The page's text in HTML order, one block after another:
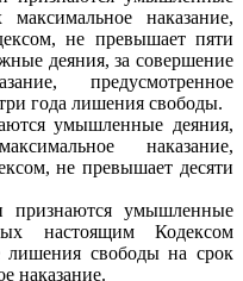
наказание,
не превышает пяти
деяния, за совершение
предусмотренное
года лишения свободы.
умышленные деяния,
наказание,
не превышает десяти
признаются умышленные
настоящим Кодексом
лишения свободы на срок
наказание.